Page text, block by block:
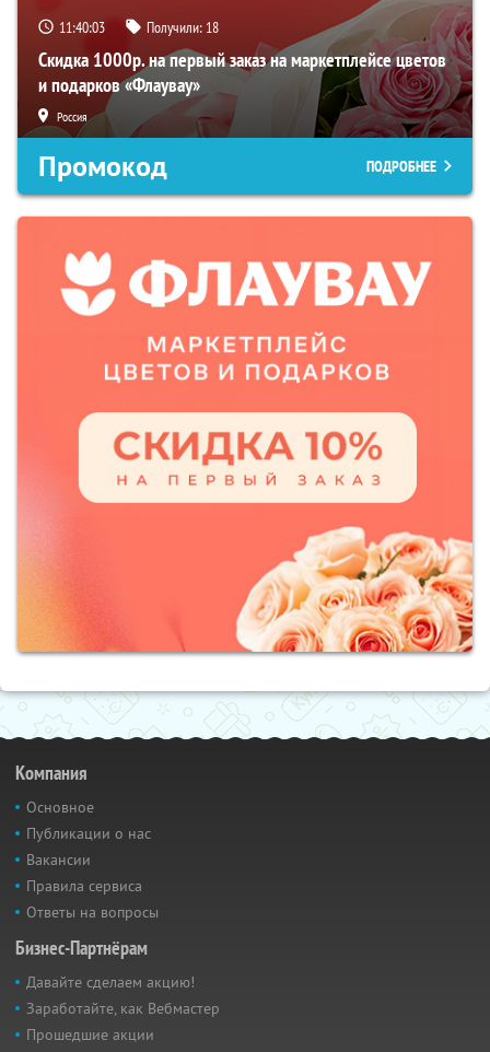
11:40:02 Получили: 18
Скидка 1000р. на первый заказ на маркетплейсе цветов
и подарков «Флаувау»
Россия
Промокод ПОДРОБНЕЕ
Компания
Основное
Публикации о нас
Вакансии
Правила сервиса
Ответы на вопросы
Бизнес-Партнёрам
Давайте сделаем акцию!
Заработайте, как Вебмастер
Прошедшие акции